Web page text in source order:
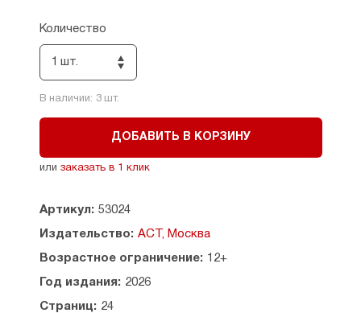
Количество
1 шт.
В наличии: 3шт.
ДОБАВИТЬ В КОРЗИНУ
или заказать в 1 клик
Артикул: 53024
Издательство: АСТ, Москва
Возрастное ограничение: 12+
Год издания: 2026
Страниц: 24